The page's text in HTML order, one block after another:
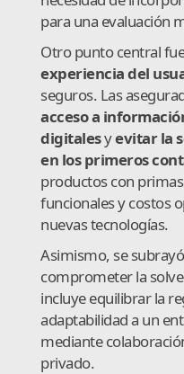
para una evaluación
Otro punto central
experiencia del
seguros. Las
acceso a
digitalesyevitar la
en los primeros
productos con
funcionales y costos
nuevas tecnologías.
Asimismo, se
comprometer la
incluye equilibrar la
adaptabilidad a un
mediante
privado.